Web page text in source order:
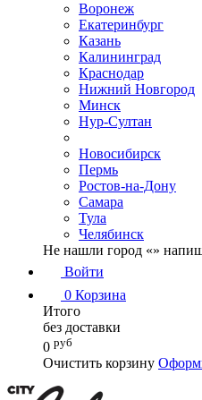
Воронеж
Екатеринбург
Казань
Калининград
Краснодар
Нижний Новгород
Минск
Нур-Султан
Новосибирск
Пермь
Ростов-на-Дону
Самара
Тула
Челябинск
Не нашли город «»
Войти
0 Корзина
Итого
без доставки
0 руб
Очистить корзину